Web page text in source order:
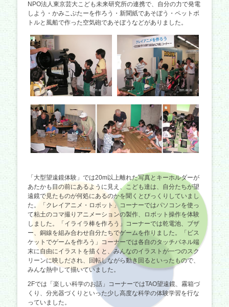
NPO法人東京芸大こども未来研究所の連携で、自分の力で発電
しよう・かみこぷたーを作ろう・新聞紙であそぼう・ペットボ
トルと風船で作った空気砲であそぼうなどがありました。
「大型望遠鏡体験」では20m以上離れた写真とキーホルダーが
あたかも目の前にあるように見え、こども達は、自分たちが望
遠鏡で見たものが何処にあるのかを聞くとびっくりしていまし
た。「クレイアニメ・ロボット」コーナーではパソコンを使っ
て粘土のコマ撮りアニメーションの製作、ロボット操作を体験
しました。「イライラ棒を作ろう」コーナーでは乾電池、ブザ
ー、銅線を組み合わせ自分たちでゲームを作りました。「ビス
ケットでゲームを作ろう」コーナーでは各自のタッチパネル端
末に自由にイラストを描くと、みんなのイラストが一つのスク
リーンに映しだされ、回転しながら動き回るといったもので、
みんな熱中して描いていました。
2Fでは「楽しい科学のお話」コーナーではTAO望遠鏡、霧箱づ
くり、分光器づくりといった少し高度な科学の体験学習を行な
っていました。